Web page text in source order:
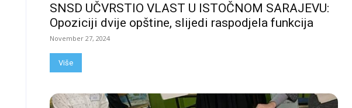
SNSD UČVRSTIO VLAST U ISTOČNOM SARAJEVU:
Opoziciji dvije opštine, slijedi raspodjela funkcija
November 27, 2024
Više